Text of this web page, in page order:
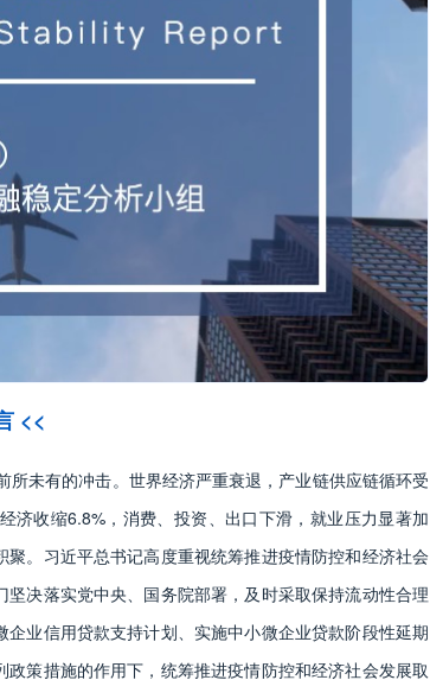
<<
未有的冲击。世界经济严重衰退，产业链供应链循环受
济收缩6.8%，消费、投资、出口下滑，就业压力显著加
。习近平总书记高度重视统筹推进疫情防控和经济社会
决落实党中央、国务院部署，及时采取保持流动性合理
业信用贷款支持计划、实施中小微企业贷款阶段性延期
策措施的作用下，统筹推进疫情防控和经济社会发展取